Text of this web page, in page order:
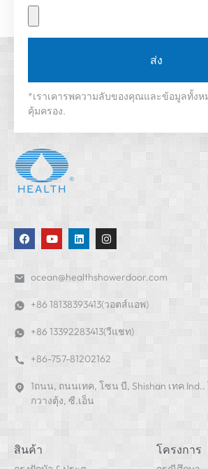
ส่ง
*เราเคารพความลับของคุณและข้อมูลทั้งห
คุ้มครอง.
ocean@healthshowerdoor.com
+86 18138393413(วอตส์แอพ)
+86 13392283413(วีแชท)
+86-757-81202162
1ถนน, ถนนเทค, โซน บี, Shishan เทค
กวางตุ้ง, ซี.เอ็น
สินค้า โครงการ